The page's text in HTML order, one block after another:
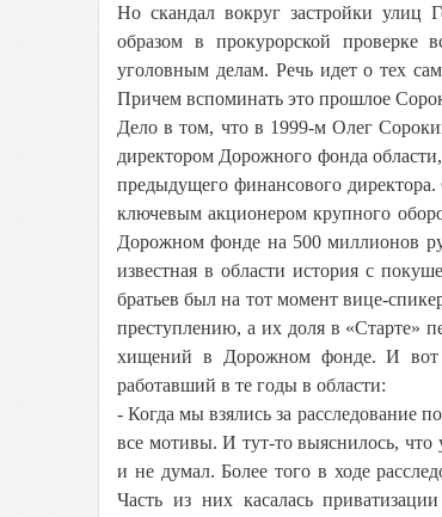
Но скандал вокруг застройки улиц
образом в прокурорской проверке
уголовным делам. Речь идет о тех
Причем вспоминать это прошлое
Дело в том, что в 1999-м Олег
директором Дорожного фонда
предыдущего финансового
ключевым акционером крупного
Дорожном фонде на 500 миллионов
известная в области история с
братьев был на тот момент вице-
преступлению, а их доля в «Старте»
хищений в Дорожном фонде. И вот
работавший в те годы в области:
- Когда мы взялись за расследование
все мотивы. И тут-то выяснилось,
и не думал. Более того в ходе
Часть из них касалась